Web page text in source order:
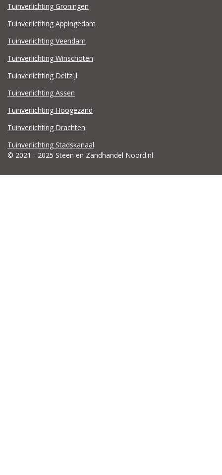
Tuinverlichting Groningen
Tuinverlichting Appingedam
Tuinverlichting Veendam
Tuinverlichting Winschoten
Tuinverlichting Delfzijl
Tuinverlichting Assen
Tuinverlichting Hoogezand
Tuinverlichting Drachten
Tuinverlichting Stadskanaal
© 2021 - 2025 Steen en Zandhandel Noord.nl